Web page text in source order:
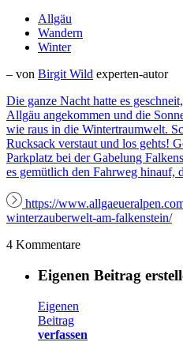
Allgäu
Wandern
Winter
– von Birgit Wild experten-autor
Die ganze Nacht hatte es
Allgäu angekommen und die
wie raus in die Wintertraumwelt.
Rucksack verstaut und los gehts!
Parkplatz bei der Gabelung
es gemütlich den Fahrweg
https://
winterzauberwelt-am-falkenstein/
4 Kommentare
Eigenen Beitrag
Eigenen
Beitrag
verfassen